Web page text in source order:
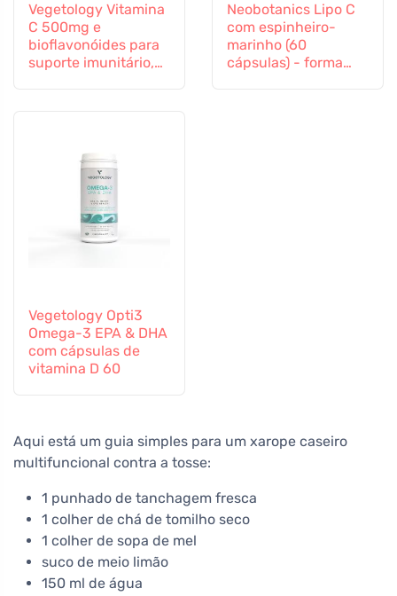
Vegetology Vitamina
C 500mg e
bioflavonóides para
suporte imunitário,
Neobotanics Lipo C
com espinheiro-
marinho (60
cápsulas) - forma
Vegetology Opti3
Omega-3 EPA & DHA
com cápsulas de
vitamina D 60
Aqui está um guia simples para um xarope caseiro
multifuncional contra a tosse:
1 punhado de tanchagem fresca
1 colher de chá de tomilho seco
1 colher de sopa de mel
suco de meio limão
150 ml de água